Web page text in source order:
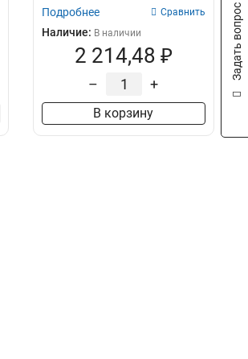
Подробнее Сравнить
Наличие: В наличии
2 214,48 ₽
– +
В корзину
Задать вопрос